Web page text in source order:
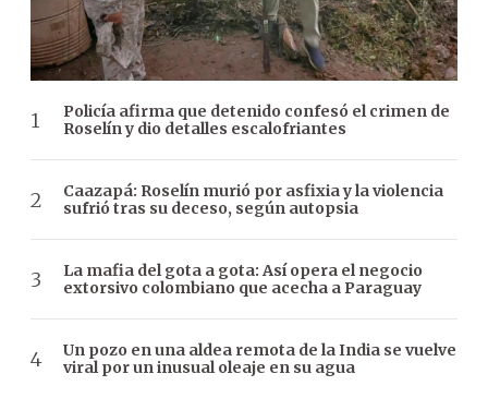
Policía afirma que detenido confesó el crimen de
Roselín y dio detalles escalofriantes
Caazapá: Roselín murió por asfixia y la violencia
sufrió tras su deceso, según autopsia
La mafia del gota a gota: Así opera el negocio
extorsivo colombiano que acecha a Paraguay
Un pozo en una aldea remota de la India se vuelve
viral por un inusual oleaje en su agua